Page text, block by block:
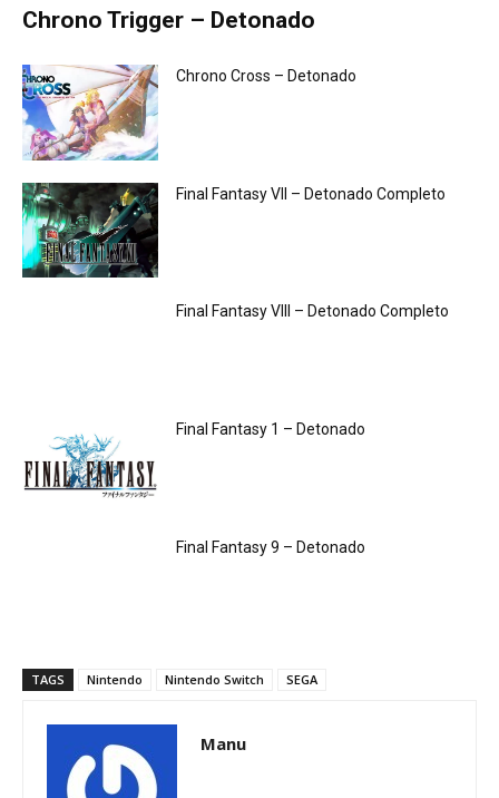
Chrono Trigger – Detonado
Chrono Cross – Detonado
Final Fantasy VII – Detonado Completo
Final Fantasy VIII – Detonado Completo
Final Fantasy 1 – Detonado
Final Fantasy 9 – Detonado
TAGS Nintendo Nintendo Switch SEGA
Manu